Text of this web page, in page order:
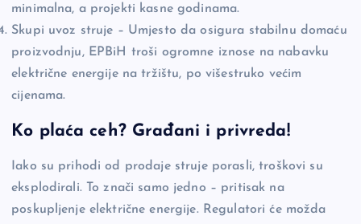
minimalna, a projekti kasne godinama.
Skupi uvoz struje – Umjesto da osigura stabilnu domaću
proizvodnju, EPBiH troši ogromne iznose na nabavku
električne energije na tržištu, po višestruko većim
cijenama.
Ko plaća ceh? Građani i privreda!
Iako su prihodi od prodaje struje porasli, troškovi su
eksplodirali. To znači samo jedno – pritisak na
poskupljenje električne energije. Regulatori će možda